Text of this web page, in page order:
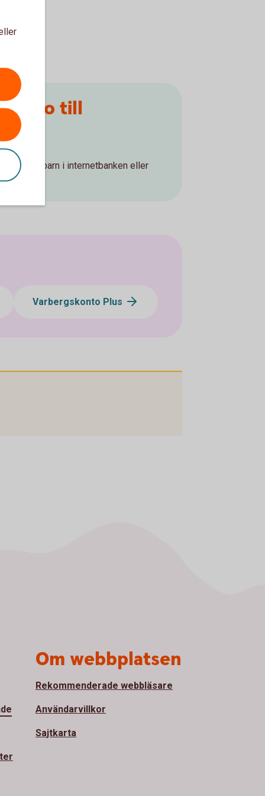
till
till ditt barn i internetbanken eller
Varbergskonto Plus
Om webbplatsen
Rekommenderade webbläsare
Användarvillkor
Sajtkarta